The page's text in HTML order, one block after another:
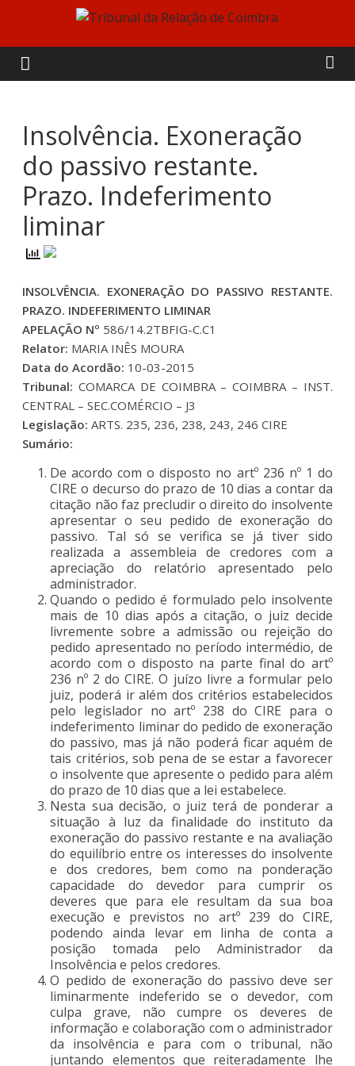
content
Tribunal
da
Relação
de
Coimbra
Insolvência. Exoneração
do passivo restante.
Prazo. Indeferimento
liminar
INSOLVÊNCIA. EXONERAÇÃO DO PASSIVO RESTANTE.
PRAZO. INDEFERIMENTO LIMINAR
APELAÇÃO Nº 586/14.2TBFIG-C.C1
Relator: MARIA INÊS MOURA
Data do Acordão: 10-03-2015
Tribunal: COMARCA DE COIMBRA – COIMBRA – INST.
CENTRAL – SEC.COMÉRCIO – J3
Legislação: ARTS. 235, 236, 238, 243, 246 CIRE
Sumário:
De acordo com o disposto no artº 236 nº 1 do
CIRE o decurso do prazo de 10 dias a contar da
citação não faz precludir o direito do insolvente
apresentar o seu pedido de exoneração do
passivo. Tal só se verifica se já tiver sido
realizada a assembleia de credores com a
apreciação do relatório apresentado pelo
administrador.
Quando o pedido é formulado pelo insolvente
mais de 10 dias após a citação, o juiz decide
livremente sobre a admissão ou rejeição do
pedido apresentado no período intermédio, de
acordo com o disposto na parte final do artº
236 nº 2 do CIRE. O juízo livre a formular pelo
juiz, poderá ir além dos critérios estabelecidos
pelo legislador no artº 238 do CIRE para o
indeferimento liminar do pedido de exoneração
do passivo, mas já não poderá ficar aquém de
tais critérios, sob pena de se estar a favorecer
o insolvente que apresente o pedido para além
do prazo de 10 dias que a lei estabelece.
Nesta sua decisão, o juiz terá de ponderar a
situação à luz da finalidade do instituto da
exoneração do passivo restante e na avaliação
do equilíbrio entre os interesses do insolvente
e dos credores, bem como na ponderação
capacidade do devedor para cumprir os
deveres que para ele resultam da sua boa
execução e previstos no artº 239 do CIRE,
podendo ainda levar em linha de conta a
posição tomada pelo Administrador da
Insolvência e pelos credores.
O pedido de exoneração do passivo deve ser
liminarmente indeferido se o devedor, com
culpa grave, não cumpre os deveres de
informação e colaboração com o administrador
da insolvência e para com o tribunal, não
juntando elementos que reiteradamente lhe